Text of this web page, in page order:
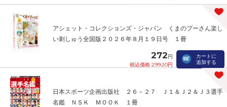
アシェット・コレクションズ・ジャパン くまのプーさん楽し
い刺しゅう全国版２０２６年８月１９日号 １冊
272円
税込価格 299.20円
カートに
追加する
日本スポーツ企画出版社 ２６－２７ Ｊ１＆Ｊ２＆Ｊ３選手
名鑑 ＮＳＫ ＭＯＯＫ １冊